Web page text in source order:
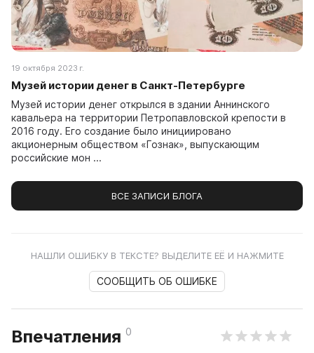
19 октября 2023 г.
Музей истории денег в Санкт-Петербурге
Музей истории денег открылся в здании Аннинского
кавальера на территории Петропавловской крепости в
2016 году. Его создание было инициировано
акционерным обществом «Гознак», выпускающим
российские мон ...
ВСЕ ЗАПИСИ БЛОГА
НАШЛИ ОШИБКУ В ТЕКСТЕ? ВЫДЕЛИТЕ ЕЁ И НАЖМИТЕ
СООБЩИТЬ ОБ ОШИБКЕ
Впечатления 0